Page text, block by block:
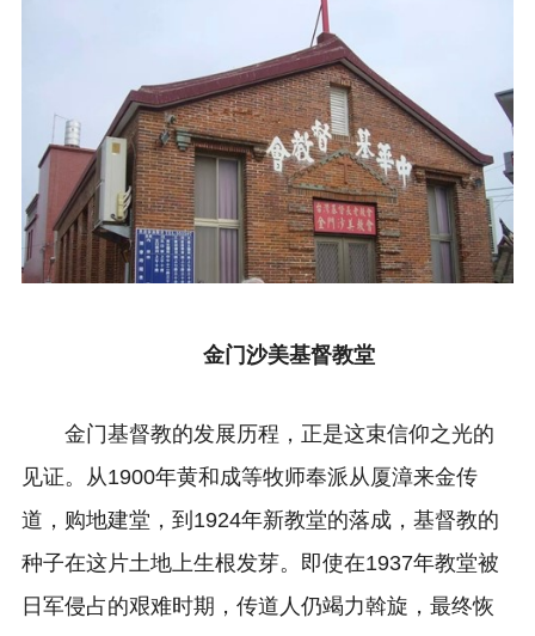
金门沙美基督教堂
金门基督教的发展历程，正是这束信仰之光的
见证。从1900年黄和成等牧师奉派从厦漳来金传
道，购地建堂，到1924年新教堂的落成，基督教的
种子在这片土地上生根发芽。即使在1937年教堂被
日军侵占的艰难时期，传道人仍竭力斡旋，最终恢